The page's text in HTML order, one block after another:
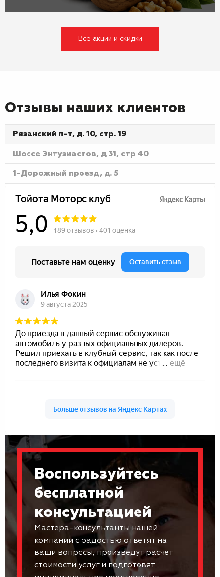
Все акции и скидки
Отзывы наших клиентов
Рязанский п-т, д. 10, стр. 19
Шоссе Энтузиастов, д 31, стр 40
1-Дорожный проезд, д. 5
Воспользуйтесь
бесплатной
консультацией
Мастера-консультанты нашей
компании с радостью ответят на
ваши вопросы, произведут расчет
стоимости услуг и подготовят